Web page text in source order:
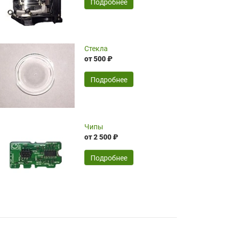
оптимизированной стоимости, чему
чрезмерно благодарны!)))
24.04.2026
широкий ассортимент ламп, как оригиналов,
так и аналогов.Быстрое оформление и
передача в доставку, приемлемые цены. Мне
понравилось.
Читать полностью
16.04.2026
Подробнее
Стекла
от 500 ₽
Подробнее
Чипы
от 2 500 ₽
Подробнее